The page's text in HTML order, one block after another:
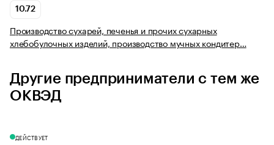
10.72
Производство сухарей, печенья и прочих сухарных
хлебобулочных изделий, производство мучных кондитер…
Другие предприниматели с тем же
ОКВЭД
ДЕЙСТВУЕТ